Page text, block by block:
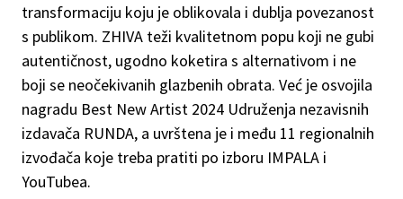
transformaciju koju je oblikovala i dublja povezanost
s publikom. ZHIVA teži kvalitetnom popu koji ne gubi
autentičnost, ugodno koketira s alternativom i ne
boji se neočekivanih glazbenih obrata. Već je osvojila
nagradu Best New Artist 2024 Udruženja nezavisnih
izdavača RUNDA, a uvrštena je i među 11 regionalnih
izvođača koje treba pratiti po izboru IMPALA i
YouTubea.